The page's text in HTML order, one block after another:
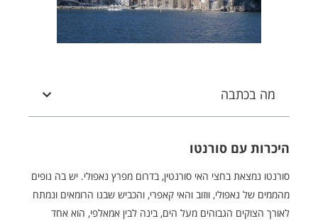
מה בכתבה
היכרות עם סורנטו
סורנטו נמצאת בחצי האי סורנטין, בדרום מפרץ נאפולי. יש בה נופים
מהממים של נאפולי, ווזוב והאי קאפרי, והכביש שבנו הרומאים ונמתח
לאורך הצוקים הגבוהים מעל הים, בינה לבין אמאלפי, הוא אחד